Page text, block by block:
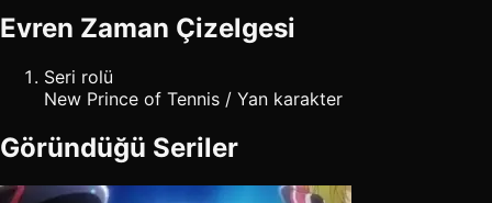
Evren Zaman Çizelgesi
Seri rolü
New Prince of Tennis / Yan karakter
Göründüğü Seriler